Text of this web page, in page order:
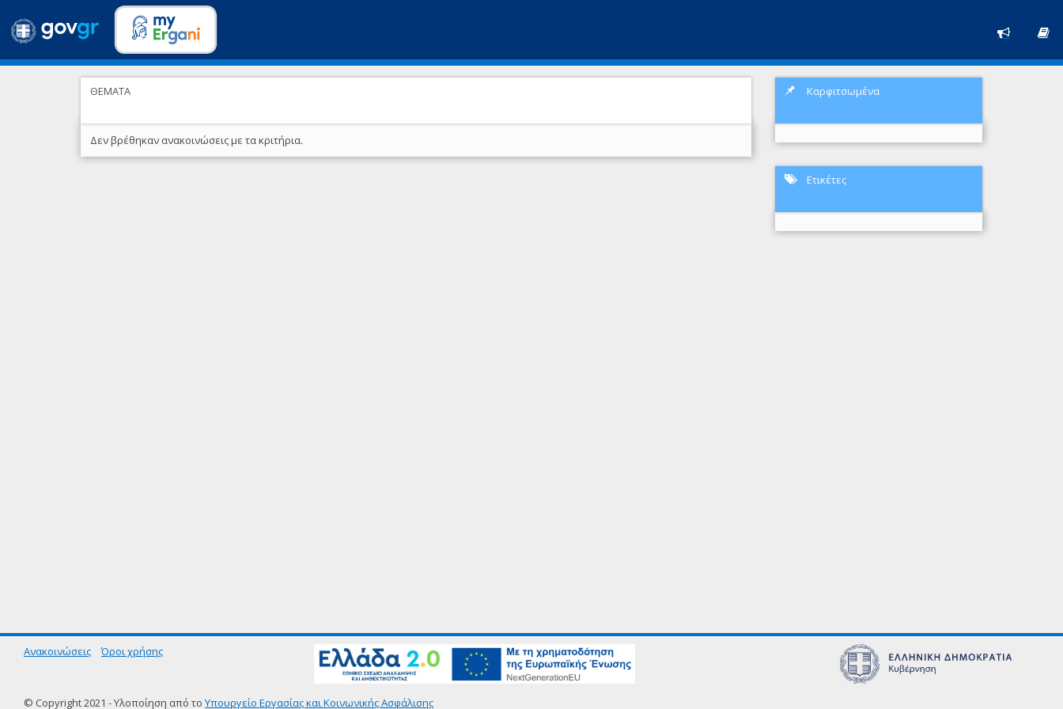
ΘΕΜΑΤΑ
Δεν βρέθηκαν ανακοινώσεις με τα κριτήρια.
Καρφιτσωμένα
Ετικέτες
Ανακοινώσεις Όροι χρήσης
© Copyright 2021 - Υλοποίηση από το Υπουργείο Εργασίας και Κοινωνικής Ασφάλισης